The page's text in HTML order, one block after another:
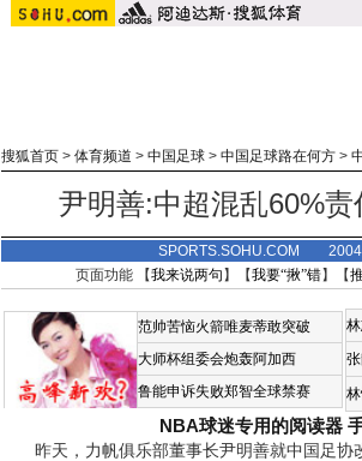
搜狐首页> 体育频道 > 中国足球> 中国足球路在何方>
尹明善:中超混乱60%
SPORTS.SOHU.COM
页面功能 【我来说两句 】【我要“揪”错】【
范帅苦恼火箭唯麦蒂敢突破
大师杯组委会炮轰阿加西
鲁能申诉失败郑智全球禁赛
NBA球迷专用的阅读器
昨天，力帆俱乐部董事长尹明善就中国足协